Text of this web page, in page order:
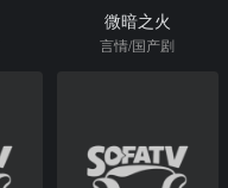
微暗之火
言情/国产剧